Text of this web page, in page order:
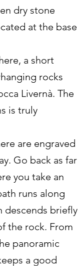
dry stone
at the base
a short
rocks
Livernà. The
is truly
are engraved
Go back as far
you take an
runs along
descends briefly
the rock. From
panoramic
a good